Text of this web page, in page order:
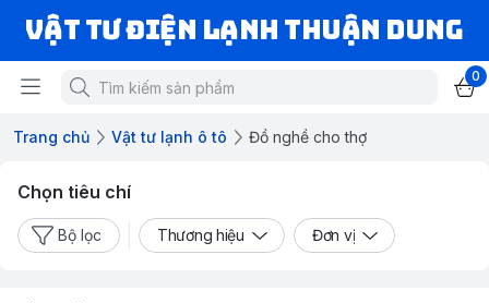
VẬT TƯ ĐIỆN LẠNH THUẬN DUNG
0
Trang chủ Vật tư lạnh ô tô Đồ nghề cho thợ
Chọn tiêu chí
Bộ lọc Thương hiệu Đơn vị